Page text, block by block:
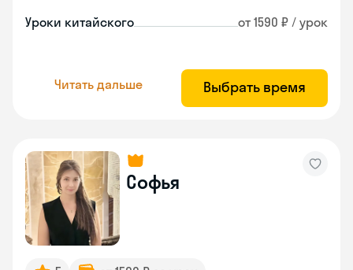
Уроки китайского от 1590 ₽ / урок
Читать дальше Выбрать время
Софья